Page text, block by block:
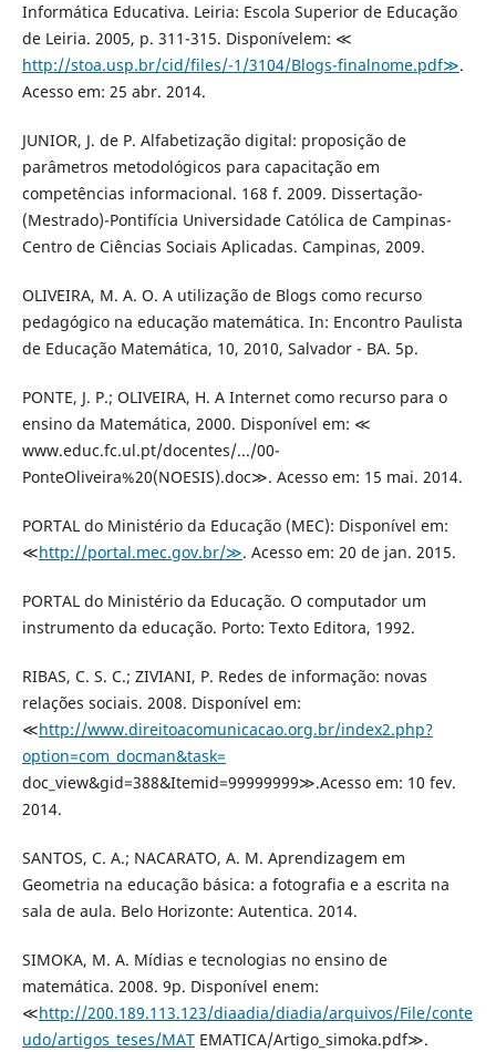
Informática Educativa. Leiria: Escola Superior de Educação
de Leiria. 2005, p. 311-315. Disponívelem: ≪
http://stoa.usp.br/cid/files/-1/3104/Blogs-finalnome.pdf≫.
Acesso em: 25 abr. 2014.
JUNIOR, J. de P. Alfabetização digital: proposição de
parâmetros metodológicos para capacitação em
competências informacional. 168 f. 2009. Dissertação-
(Mestrado)-Pontifícia Universidade Católica de Campinas-
Centro de Ciências Sociais Aplicadas. Campinas, 2009.
OLIVEIRA, M. A. O. A utilização de Blogs como recurso
pedagógico na educação matemática. In: Encontro Paulista
de Educação Matemática, 10, 2010, Salvador - BA. 5p.
PONTE, J. P.; OLIVEIRA, H. A Internet como recurso para o
ensino da Matemática, 2000. Disponível em: ≪
www.educ.fc.ul.pt/docentes/.../00-
PonteOliveira%20(NOESIS).doc≫. Acesso em: 15 mai. 2014.
PORTAL do Ministério da Educação (MEC): Disponível em:
≪http://portal.mec.gov.br/≫. Acesso em: 20 de jan. 2015.
PORTAL do Ministério da Educação. O computador um
instrumento da educação. Porto: Texto Editora, 1992.
RIBAS, C. S. C.; ZIVIANI, P. Redes de informação: novas
relações sociais. 2008. Disponível em:
≪http://www.direitoacomunicacao.org.br/index2.php?
option=com_docman&task=
doc_view&gid=388&Itemid=99999999≫.Acesso em: 10 fev.
2014.
SANTOS, C. A.; NACARATO, A. M. Aprendizagem em
Geometria na educação básica: a fotografia e a escrita na
sala de aula. Belo Horizonte: Autentica. 2014.
SIMOKA, M. A. Mídias e tecnologias no ensino de
matemática. 2008. 9p. Disponível enem:
≪http://200.189.113.123/diaadia/diadia/arquivos/File/conte
udo/artigos_teses/MATEMATICA/Artigo_simoka.pdf≫.